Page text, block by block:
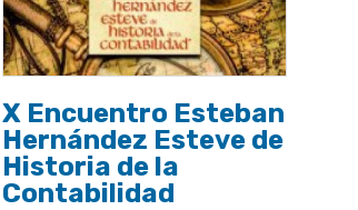
X Encuentro Esteban
Hernández Esteve de
Historia de la
Contabilidad